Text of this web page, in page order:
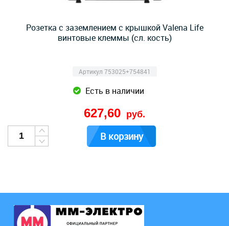
Розетка с заземлением с крышкой Valena Life
винтовые клеммы (сл. кость)
Артикул 753025+754841
Есть в наличии
627,60 руб.
В корзину